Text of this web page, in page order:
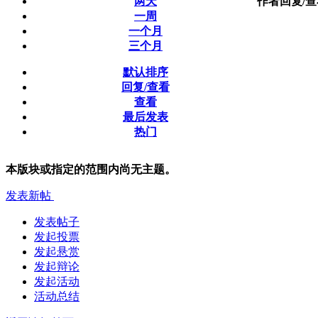
一周
一个月
三个月
默认排序
回复/查看
查看
最后发表
热门
本版块或指定的范围内尚无主题。
发表新帖
发表帖子
发起投票
发起悬赏
发起辩论
发起活动
活动总结